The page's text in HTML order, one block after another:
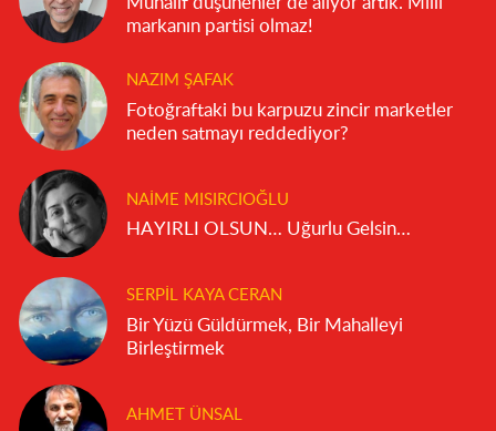
markanın partisi olmaz!
NAZIM ŞAFAK
Fotoğraftaki bu karpuzu zincir marketler
neden satmayı reddediyor?
NAIME MISIRCIOĞLU
HAYIRLI OLSUN… Uğurlu Gelsin…
SERPIL KAYA CERAN
Bir Yüzü Güldürmek, Bir Mahalleyi
Birleştirmek
AHMET ÜNSAL